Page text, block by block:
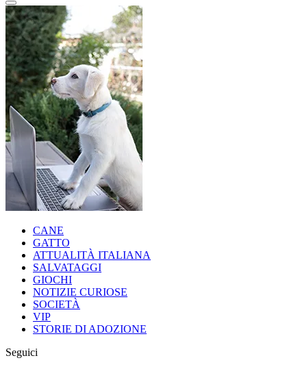
CANE
GATTO
ATTUALITÀ ITALIANA
SALVATAGGI
GIOCHI
NOTIZIE CURIOSE
SOCIETÀ
VIP
STORIE DI ADOZIONE
Seguici